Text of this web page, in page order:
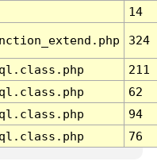
14
324
211
62
94
76